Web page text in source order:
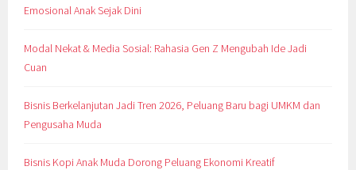
Emosional Anak Sejak Dini
Modal Nekat & Media Sosial: Rahasia Gen Z Mengubah Ide Jadi
Cuan
Bisnis Berkelanjutan Jadi Tren 2026, Peluang Baru bagi UMKM dan
Pengusaha Muda
Bisnis Kopi Anak Muda Dorong Peluang Ekonomi Kreatif